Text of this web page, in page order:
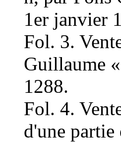
1er janvier
Fol. 3.
Guillaume
1288.
Fol. 4.
d'une partie